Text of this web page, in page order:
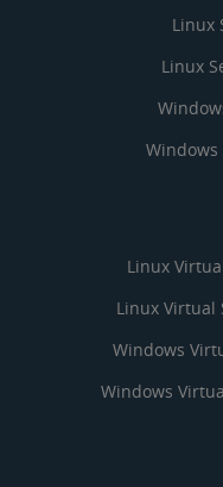
Linux
Linux
Windows
Linux
Linux Virtual
Windows
Windows